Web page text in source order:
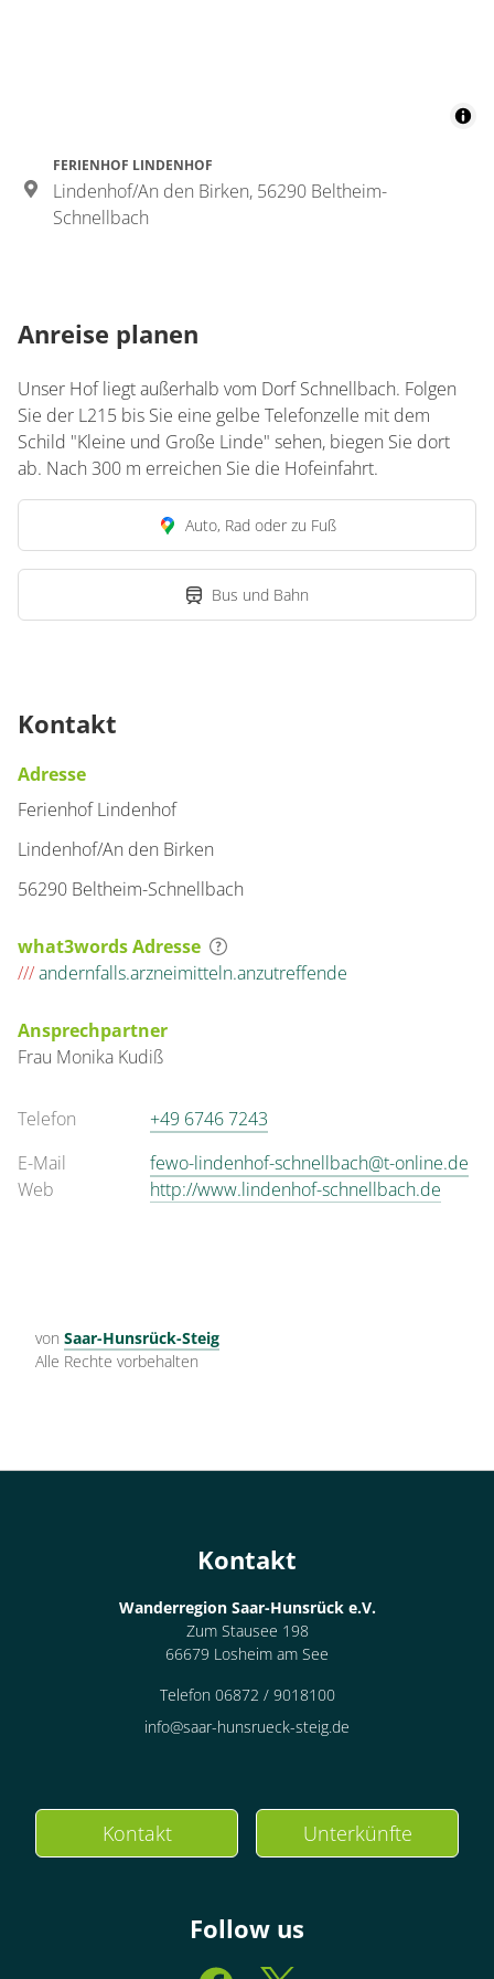
FERIENHOF LINDENHOF
Lindenhof/An den Birken, 56290 Beltheim-
Schnellbach
Anreise planen
Unser Hof liegt außerhalb vom Dorf Schnellbach. Folgen
Sie der L215 bis Sie eine gelbe Telefonzelle mit dem
Schild "Kleine und Große Linde" sehen, biegen Sie dort
ab. Nach 300 m erreichen Sie die Hofeinfahrt.
Auto, Rad oder zu Fuß
Bus und Bahn
Kontakt
Adresse
Ferienhof Lindenhof
Lindenhof/An den Birken
56290 Beltheim-Schnellbach
what3words Adresse
///andernfalls.arzneimitteln.anzutreffende
Ansprechpartner
Frau Monika Kudiß
Telefon
+49 6746 7243
E-Mail
fewo-lindenhof-schnellbach@t-online.de
Web
http://www.lindenhof-schnellbach.de
von Saar-Hunsrück-Steig
Alle Rechte vorbehalten
Kontakt
Wanderregion Saar-Hunsrück e.V.
Zum Stausee 198
66679 Losheim am See
Telefon 06872 / 9018100
info@saar-hunsrueck-steig.de
Kontakt Unterkünfte
Follow us